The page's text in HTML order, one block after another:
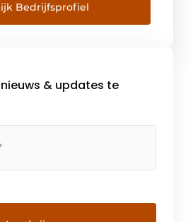
Bedrijfsprofiel
& updates te